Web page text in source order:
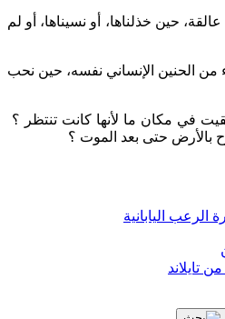
حين خذلناها، أو نسيناها، أو لم
الحنين الإنساني نفسه، حين نحب
في مكان ما لأنها كانت تنتظر ؟
بالأرض حتى بعد الموت ؟
اليابانية
تايلاند